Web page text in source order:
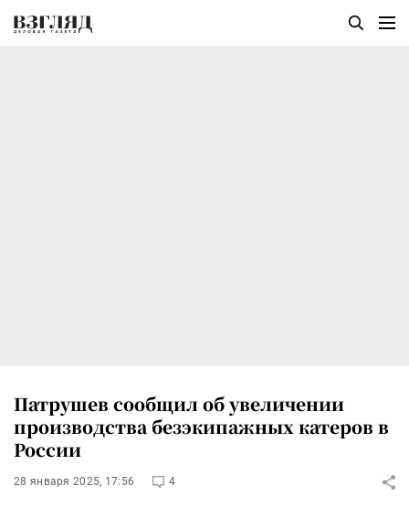
Патрушев сообщил об увеличении
производства безэкипажных катеров в
России
28 января 2025, 17:56 4